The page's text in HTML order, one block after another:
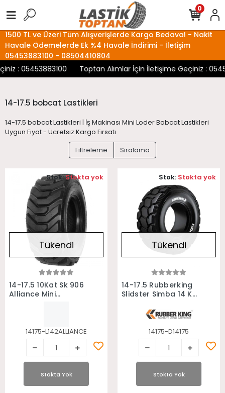
1500 TL ve Üzeri Tüm Alışverişlerde Kargo Bedava! - Nakit
Havale Ödemelerde Ek %4 Havale İndirimi - İletişim
05453883100 - 08504410804
: 05453883100
Toptan Alımlar İçin İletişime Geçiniz :
0
14-17.5 bobcat Lastikleri
14-17.5 bobcat Lastikleri | İş Makinası Mini Loder Bobcat Lastikleri
Uygun Fiyat - Ücretsiz Kargo Fırsatı
Filtreleme
Sıralama
Stokta Yok
Tükendi
14-17.5 10Kat Sk 906
Alliance Mini
14175-L142ALLIANCE
Stok:Stokta yok
Stokta Yok
Stokta Yok
Tükendi
14-17.5 Rubberking
Slidster Simba 14 Kat
14175-D14175
Stok: Stokta yok
Stokta Yok